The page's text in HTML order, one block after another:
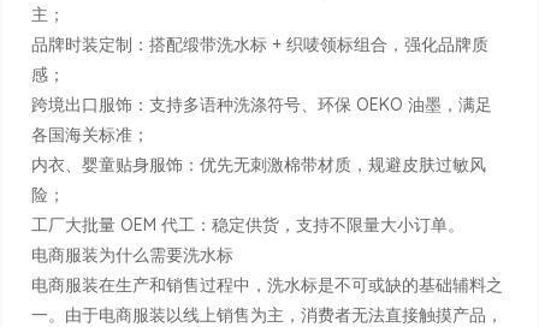
主；
品牌时装定制：搭配缎带洗水标 + 织唛领标组合，强化品牌质
感；
跨境出口服饰：支持多语种洗涤符号、环保 OEKO 油墨，满足
各国海关标准；
内衣、婴童贴身服饰：优先无刺激棉带材质，规避皮肤过敏风
险；
工厂大批量 OEM 代工：稳定供货，支持不限量大小订单。
电商服装为什么需要洗水标
电商服装在生产和销售过程中，洗水标是不可或缺的基础辅料之
一。由于电商服装以线上销售为主，消费者无法直接触摸产品，